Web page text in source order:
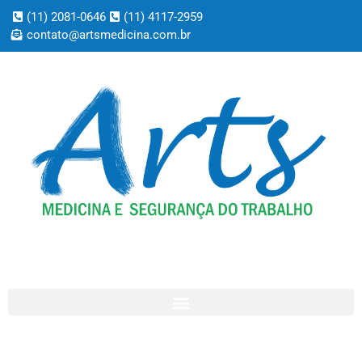
(11) 2081-0646
(11) 4117-2959
contato@artsmedicina.com.br